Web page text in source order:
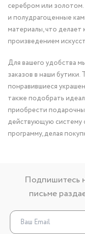
серебром или
и полудрагоценные
материалы, что
произведением
Для вашего удобства
заказов в наши
понравившиеся
также подобрать
приобрести
действующую систему
программу, делая
Подпишитесь
письме